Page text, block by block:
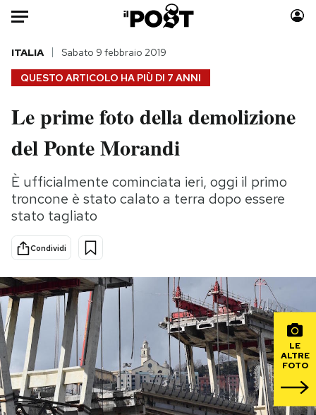
Auto
HOME
Italia
Politica
Tecnologia
Internet
Scienza
Cultura
Economia
Sport
Moda
Consumismi
Storie/Idee
Ok Boomer!
Mondiali calcio 2026
PODCAST
NEWSLETTER
QUESTO ARTICOLO HA PIÙ DI 7 ANNI
ITALIA Sabato 9 febbraio 2019
Le prime foto della demolizione
del Ponte Morandi
È ufficialmente cominciata ieri, oggi il primo
troncone è stato calato a terra dopo essere
stato tagliato
Condividi
LE
ALTRE
FOTO